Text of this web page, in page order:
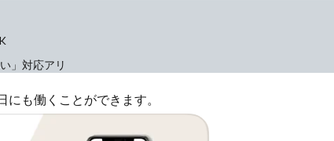
」対応アリ
も働くことができます。